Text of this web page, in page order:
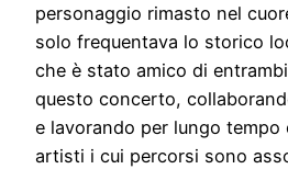
personaggio rimasto nel
solo frequentava lo storico
che è stato amico di
questo concerto,
e lavorando per lungo tempo
artisti i cui percorsi sono